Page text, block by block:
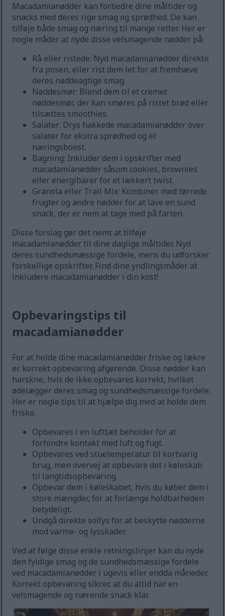
Macadamianødder kan forbedre dine måltider og
snacks med deres rige smag og sprødhed. De kan
tilføje både smag og næring til mange retter. Her er
nogle måder at nyde disse velsmagende nødder på:
Rå eller ristede: Nyd macadamianødder direkte
fra posen, eller rist dem let for at fremhæve
deres nøddeagtige smag.
Nøddesmør: Blend dem til et cremet
nøddesmør, der kan smøres på ristet brød eller
tilsættes smoothies.
Salater: Drys hakkede macadamianødder over
salater for ekstra sprødhed og et
næringsboost.
Bagning: Inkluder dem i opskrifter med
macadamianødder såsom cookies, brownies
eller energibarer for et lækkert twist.
Granola eller Trail Mix: Kombiner med tørrede
frugter og andre nødder for at lave en sund
snack, der er nem at tage med på farten.
Disse forslag gør det nemt at tilføje
macadamianødder til dine daglige måltider. Nyd
deres sundhedsmæssige fordele, mens du udforsker
forskellige opskrifter. Find dine yndlingsmåder at
inkludere macadamianødder i din kost!
Opbevaringstips til
macadamianødder
For at holde dine macadamianødder friske og lækre
er korrekt opbevaring afgørende. Disse nødder kan
harskne, hvis de ikke opbevares korrekt, hvilket
ødelægger deres smag og sundhedsmæssige fordele.
Her er nogle tips til at hjælpe dig med at holde dem
friske.
Opbevares i en lufttæt beholder for at
forhindre kontakt med luft og fugt.
Opbevares ved stuetemperatur til kortvarig
brug, men overvej at opbevare det i køleskab
til langtidsopbevaring.
Opbevar dem i køleskabet, hvis du køber dem i
store mængder, for at forlænge holdbarheden
betydeligt.
Undgå direkte sollys for at beskytte nødderne
mod varme- og lysskader.
Ved at følge disse enkle retningslinjer kan du nyde
den fyldige smag og de sundhedsmæssige fordele
ved macadamianødder i ugevis eller endda måneder.
Korrekt opbevaring sikrer, at du altid har en
velsmagende og nærende snack klar.